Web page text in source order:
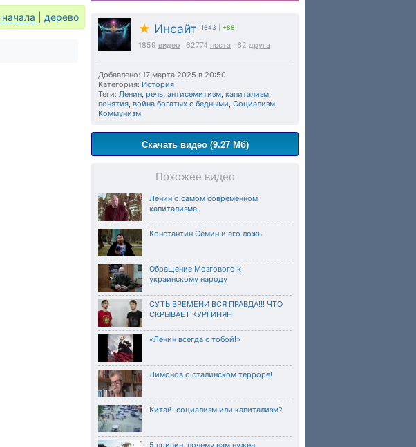
★ Инсайт 11643 +88
1859 видео 62774 поста 62 друга
Добавлено: 17 марта 2025 в 20:50
Категория: История
Теги: Ленин, речь, антисемитизм, капитализм,
понятия, война богатых с бедными, Социализм,
Коммунизм
Скачать видео (9.27 Мб)
Похожее видео
Ленин о самом современном
капитализме.
Константин Сёмин и его ложь
Обращение Мозгового к
украинскому народу
СУТЬ ВРЕМЕНИ ВСЯ ПРАВДА!!! ЧТО
СКРЫВАЕТ КУРГИНЯН
«Ленин всегда с тобой!»
Лимонов о сталинском терроре!
Китай: социализм или капитализм?
5 причин, почему нам нужен
начала дерево